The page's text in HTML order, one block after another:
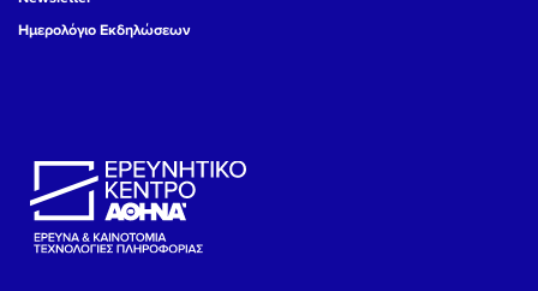
Ημερολόγιο Εκδηλώσεων